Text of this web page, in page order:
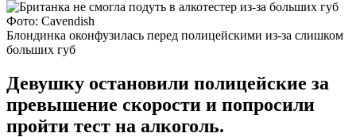
Фото: Cavendish
Блондинка оконфузилась перед полицейскими из-за слишком
больших губ
Девушку остановили полицейские за
превышение скорости и попросили
пройти тест на алкоголь.